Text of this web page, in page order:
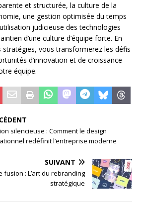
et structurée, la culture de la
une gestion optimisée du temps
judicieuse des technologies
d’une culture d’équipe forte. En
vous transformerez les défis
d’innovation et de croissance
équipe.
silencieuse : Comment le design
redéfinit l’entreprise moderne
SUIVANT
: L’art du rebranding
stratégique